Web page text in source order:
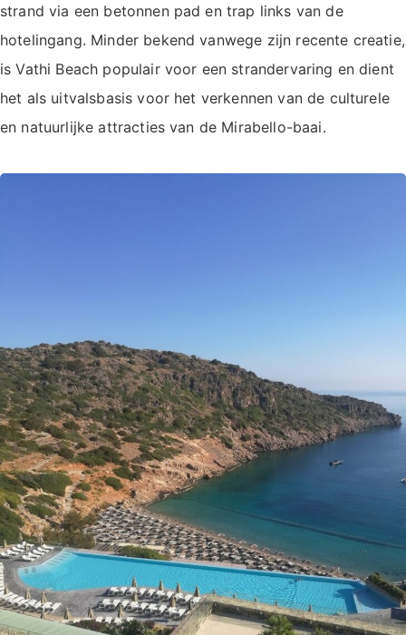
strand via een betonnen pad en trap links van de
hotelingang. Minder bekend vanwege zijn recente creatie,
is Vathi Beach populair voor een strandervaring en dient
het als uitvalsbasis voor het verkennen van de culturele
en natuurlijke attracties van de Mirabello-baai.